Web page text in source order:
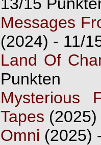
Messages
(2024) - 11/
Land Of
Punkten
Mysterious
Tapes (2025)
Omni (2025)